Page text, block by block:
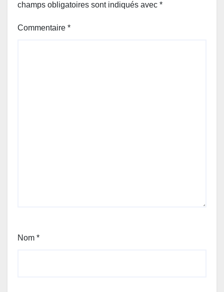
champs obligatoires sont indiqués avec *
Commentaire *
Nom *